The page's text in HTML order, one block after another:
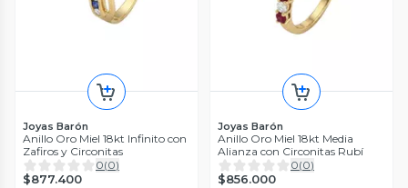
Joyas Barón
Anillo Oro Miel 18kt Infinito con
Zafiros y Circonitas
0(0)
$877.400
Joyas Barón
Anillo Oro Miel 18kt Media
Alianza con Circonitas Rubí
0(0)
$856.000